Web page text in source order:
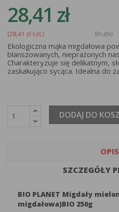
28,41 zł
(28,41 zł szt.) Brutto
Ekologiczna mąka migdałowa
blanszowanych, nieprażonych
Charakteryzuje się delikatnym,
zaskakująco sycąca. Idealna do
DODAJ DO
OPIS
SZCZEGÓŁY
BIO PLANET Migdały
migdałowa)BIO 250g